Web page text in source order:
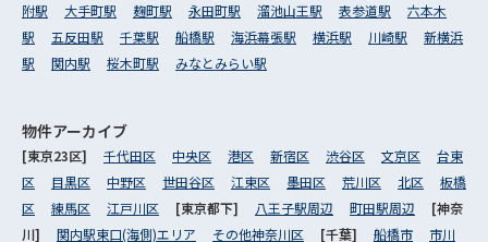
附駅
大手町駅 麹町駅 永田町駅 溜池山王駅 表参道駅
六本木
駅
五反田駅 千葉駅 船橋駅 海浜幕張駅 横浜駅 川崎駅
新横浜
駅
関内駅 桜木町駅 みなとみらい駅
物件アーカイブ
[東京23区] 千代田区 中央区 港区 新宿区 渋谷区 文京区
台東
区
目黒区 中野区 世田谷区 江東区 墨田区 荒川区 北区
板橋
区
練馬区 江戸川区 [東京都下] 八王子駅周辺 町田駅周辺
[神奈
川] 関内駅東口(海側)エリア その他神奈川区 [千葉] 船橋市 市川